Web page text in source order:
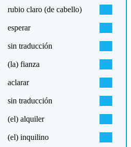
rubio claro (de cabello)
esperar
sin traducción
(la) fianza
aclarar
sin traducción
(el) alquiler
(el) inquilino